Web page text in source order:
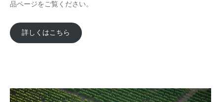
品ページをご覧ください。
詳しくはこちら